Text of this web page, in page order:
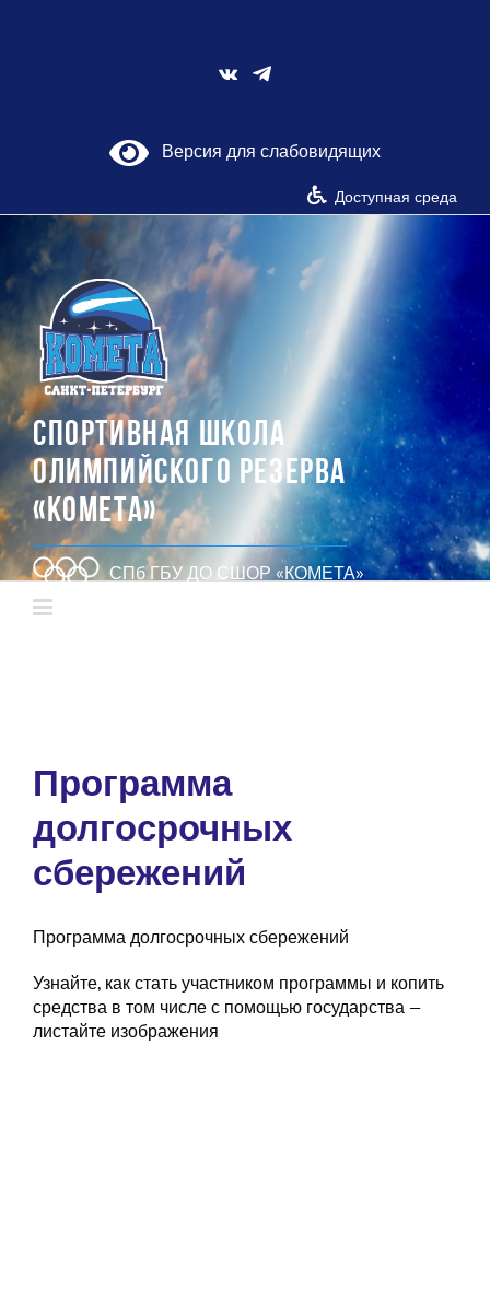
Vk
Версия для слабовидящих
Доступная среда
СПОРТИВНАЯ ШКОЛА
ОЛИМПИЙСКОГО РЕЗЕРВА
«КОМЕТА»
СПб ГБУ ДО СШОР «КОМЕТА»
Программа
долгосрочных
сбережений
Программа долгосрочных сбережений
Узнайте, как стать участником программы и копить
средства в том числе с помощью государства —
листайте изображения